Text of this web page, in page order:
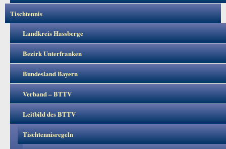
Tischtennis
Landkreis Hassberge
Bezirk Unterfranken
Bundesland Bayern
Verband – BTTV
Leitbild des BTTV
Tischtennisregeln